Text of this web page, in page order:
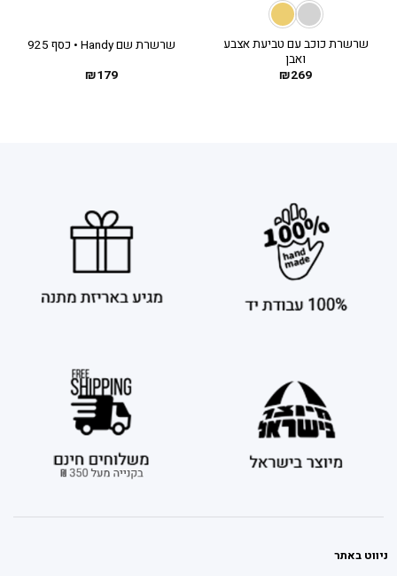
שרשרת כוכב עם טביעת אצבע
ואבן
₪269
שרשרת שם Handy • כסף 925
₪179
ניווט באתר